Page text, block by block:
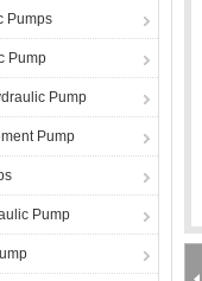
Pumps
Pump
Pump
Pump
Pump